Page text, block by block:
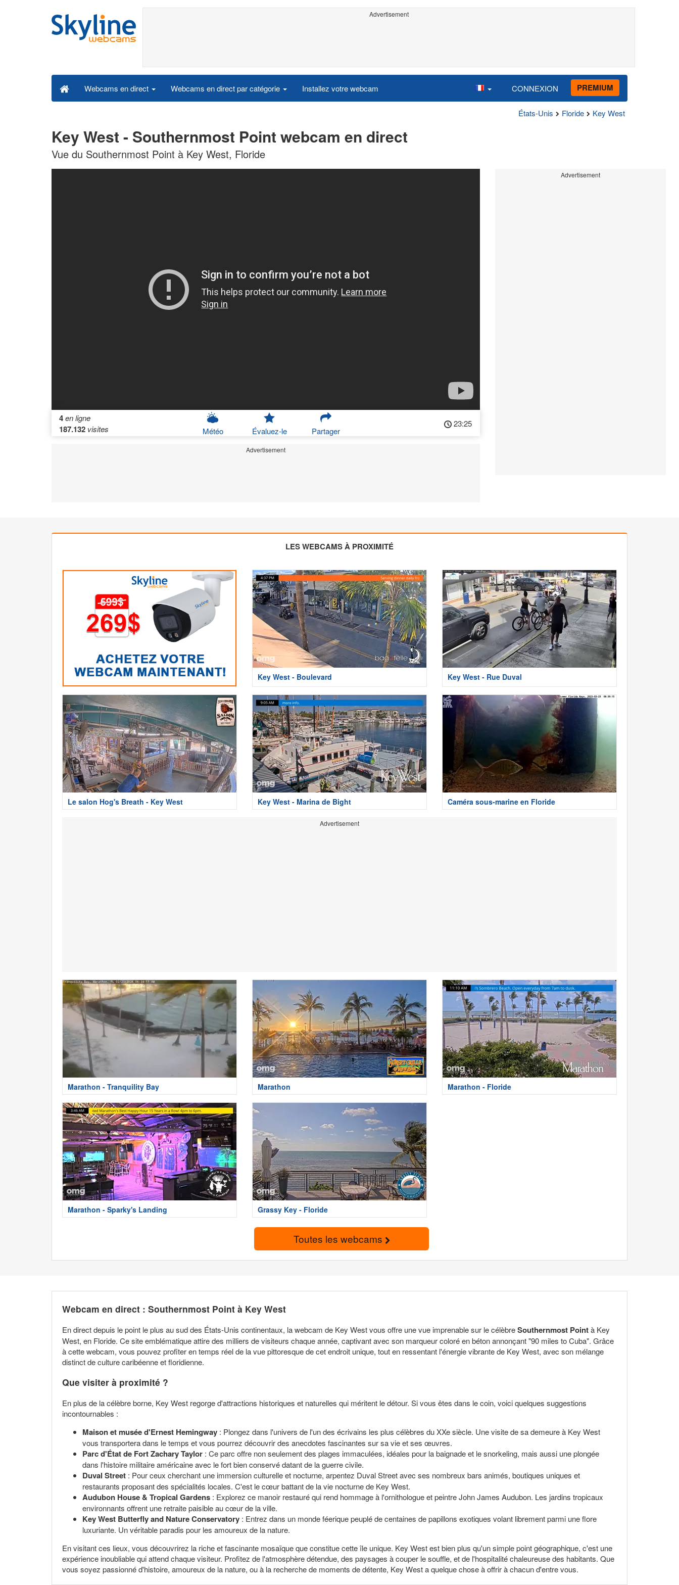
Advertisement
Webcams en direct Webcams en direct par catégorie Installez votre webcam CONNEXION PREMIUM
États-Unis Floride Key West
Key West - Southernmost Point webcam en direct
Vue du Southernmost Point à Key West, Floride
4en ligne
187.132 visites Météo Évaluez-le Partager
23:25
Advertisement
Advertisement
LES WEBCAMS À PROXIMITÉ
Key West - Boulevard Key West - Rue Duval
Le salon Hog's Breath - Key West Key West - Marina de Bight Caméra sous-marine en Floride
Advertisement
Marathon - Tranquility Bay Marathon Marathon - Floride
Marathon - Sparky's Landing Grassy Key - Floride
Toutes les webcams
Webcam en direct : Southernmost Point à Key West
En direct depuis le point le plus au sud des États-Unis continentaux, la webcam de Key West vous offre une vue imprenable sur le célèbreSouthernmost Pointà Key
West, en Floride. Ce site emblématique attire des milliers de visiteurs chaque année, captivant avec son marqueur coloré en béton annonçant "90 miles to Cuba". Grâce
à cette webcam, vous pouvez profiter en temps réel de la vue pittoresque de cet endroit unique, tout en ressentant l'énergie vibrante de Key West, avec son mélange
distinct de culture caribéenne et floridienne.
Que visiter à proximité ?
En plus de la célèbre borne, Key West regorge d'attractions historiques et naturelles qui méritent le détour. Si vous êtes dans le coin, voici quelques suggestions
incontournables :
Maison et musée d'Ernest Hemingway : Plongez dans l'univers de l'un des écrivains les plus célèbres du XXe siècle. Une visite de sa demeure à Key West
vous transportera dans le temps et vous pourrez découvrir des anecdotes fascinantes sur sa vie et ses œuvres.
Parc d'État de Fort Zachary Taylor : Ce parc offre non seulement des plages immaculées, idéales pour la baignade et le snorkeling, mais aussi une plongée
dans l'histoire militaire américaine avec le fort bien conservé datant de la guerre civile.
Duval Street : Pour ceux cherchant une immersion culturelle et nocturne, arpentez Duval Street avec ses nombreux bars animés, boutiques uniques et
restaurants proposant des spécialités locales. C'est le cœur battant de la vie nocturne de Key West.
Audubon House & Tropical Gardens : Explorez ce manoir restauré qui rend hommage à l'ornithologue et peintre John James Audubon. Les jardins tropicaux
environnants offrent une retraite paisible au cœur de la ville.
Key West Butterfly and Nature Conservatory : Entrez dans un monde féerique peuplé de centaines de papillons exotiques volant librement parmi une flore
luxuriante. Un véritable paradis pour les amoureux de la nature.
En visitant ces lieux, vous découvrirez la riche et fascinante mosaïque que constitue cette île unique. Key West est bien plus qu'un simple point géographique, c'est une
expérience inoubliable qui attend chaque visiteur. Profitez de l'atmosphère détendue, des paysages à couper le souffle, et de l'hospitalité chaleureuse des habitants. Que
vous soyez passionné d'histoire, amoureux de la nature, ou à la recherche de moments de détente, Key West a quelque chose à offrir à chacun d'entre vous.